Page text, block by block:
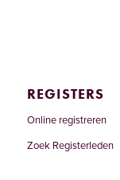
REGISTERS
Online registreren
Zoek Registerleden